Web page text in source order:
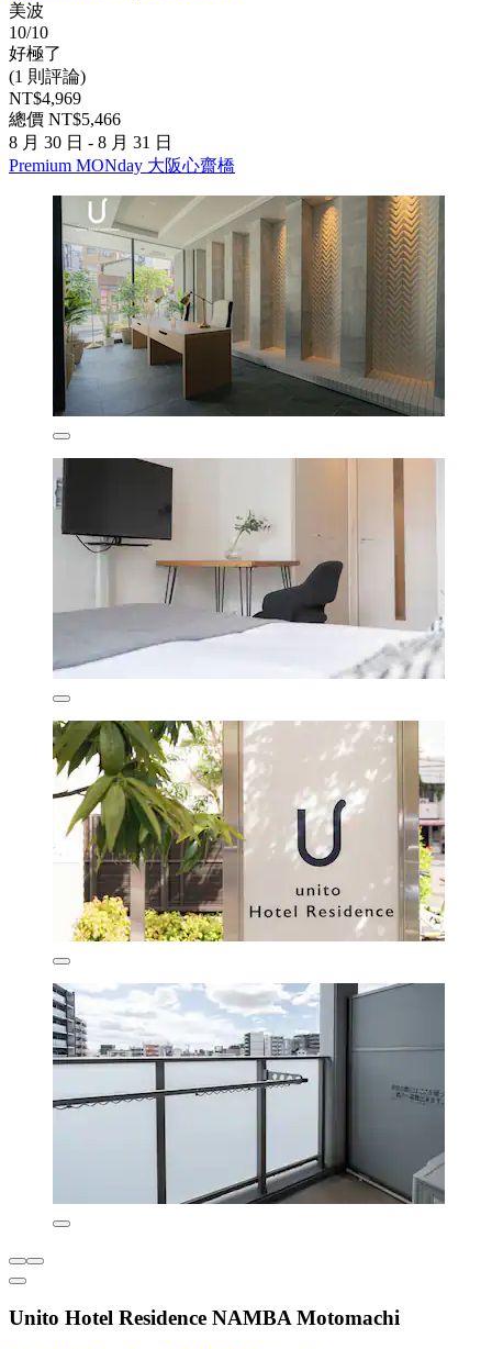
美波
10/10
好極了
(1 則評論)
NT$4,969
總價 NT$5,466
8 月 30 日 - 8 月 31 日
Premium MONday 大阪心齋橋
Unito Hotel Residence NAMBA Motomachi